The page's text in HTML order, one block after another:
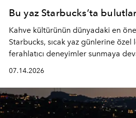
Bu yaz Starbucks’ta
Kahve kültürünün dünyadaki en
Starbucks, sıcak yaz günlerine özel
ferahlatıcı deneyimler sunmaya
yepyeni Cloud Frappuccino®
ve yiyecek alternatifleri yazın
07.14.2026